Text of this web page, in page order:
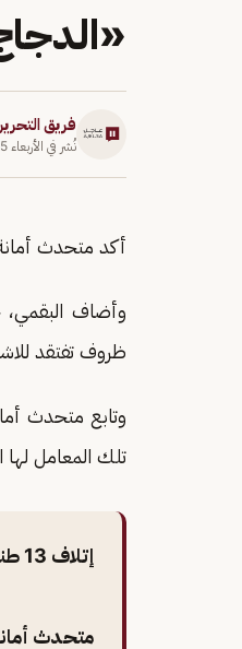
فريق التحرير
نُشر في الأربعاء 25 سبتمبر 2024
أكد متحدث
وأضاف البقمي،
ظروف تفتقد
وتابع متحدث
تلك المعامل
إتلاف 13 طنا من الدجاج المسحب الفاسد في جدة..
متحدث